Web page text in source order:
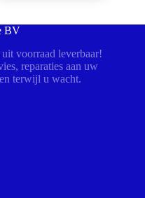
BV
voorraad leverbaar!
reparaties aan uw
terwijl u wacht.